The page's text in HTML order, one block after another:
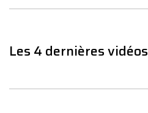
Les 4 dernières